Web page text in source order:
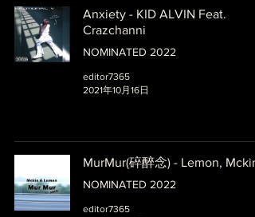
Anxiety - KID ALVIN Feat.
Crazchanni
NOMINATED 2022
editor7365
2021年10月16日
MurMur(碎醉念) - Lemon, Mckin
NOMINATED 2022
editor7365